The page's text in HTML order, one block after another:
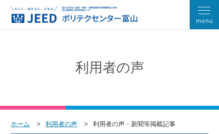
利用者の声
ホーム 利用者の声 利用者の声・新聞等掲載記事